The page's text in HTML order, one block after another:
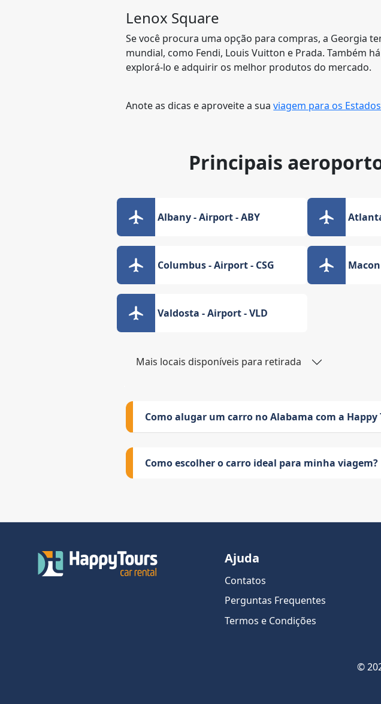
Lenox Square
Se você procura uma opção para compras, a Georgia
mundial, como Fendi, Louis Vuitton e Prada. Também
explorá-lo e adquirir os melhor produtos do mercado.
Anote as dicas e aproveite a suaviagem para os
Principais
Albany - Airport - ABY
Columbus - Airport - CSG
Valdosta - Airport - VLD
Mais locais disponíveis para retirada
Como alugar um carro no Alabama com a Happy
Como escolher o carro ideal para minha viagem?
Ajuda
Contatos
Perguntas Frequentes
Termos e Condições
©